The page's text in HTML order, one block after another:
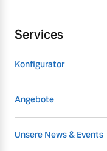
Services
Konfigurator
Angebote
Unsere News & Events